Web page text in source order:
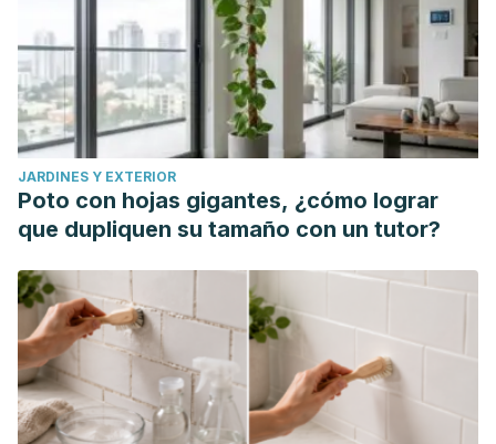
JARDINES Y EXTERIOR
Poto con hojas gigantes, ¿cómo lograr
que dupliquen su tamaño con un tutor?